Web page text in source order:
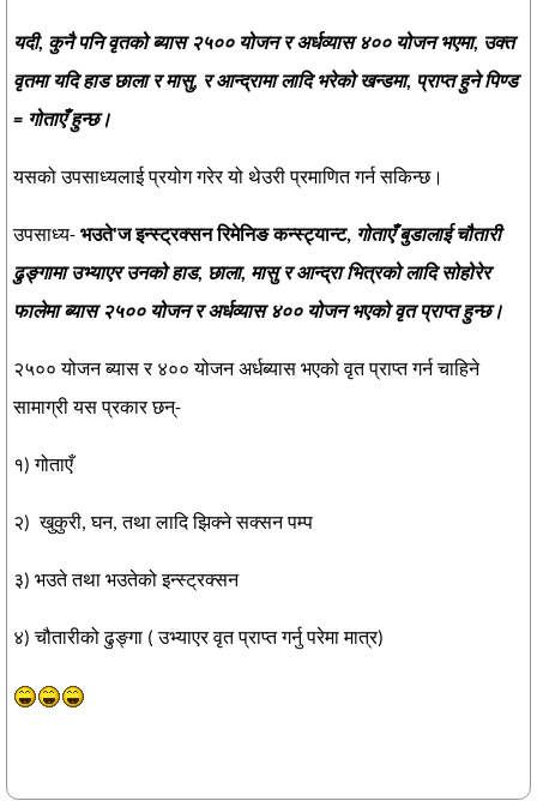
यदी, कुनै पनि वृतको ब्यास २५०० योजन र अर्धव्यास ४०० योजन भएमा, उक्त
वृतमा यदि हाड छाला र मासु, र आन्द्रामा लादि भरेको खन्डमा, प्राप्त हुने पिण्ड
‍= गोताएँ हुन्छ।
यसको उपसाध्यलाई प्रयोग गरेर यो थेउरी प्रमाणित गर्न सकिन्छ।
उपसाध्य- भउते'ज इन्स्ट्रक्सन रिमेनिङ कन्स्ट्यान्ट, गोताएँ बुडालाई चौतारी
ढुङ्गामा उभ्याएर उनको हाड, छाला, मासु र आन्द्रा भित्रको लादि सोहोरेर
फालेमा ब्यास २५०० योजन र अर्धव्यास ४०० योजन भएको वृत प्राप्त हुन्छ।
२५०० योजन ब्यास र ४०० योजन अर्धब्यास भएको वृत प्राप्त गर्न चाहिने
सामाग्री यस प्रकार छन्-
१) गोताएँ
२) खुकुरी, घन, तथा लादि झिक्ने सक्सन पम्प
३) भउते तथा भउतेको इन्स्ट्रक्सन
४) चौतारीको ढुङ्गा ( उभ्याएर वृत प्राप्त गर्नु परेमा मात्र)